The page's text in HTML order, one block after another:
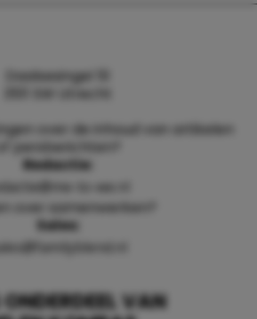
VAN
Daalsesingel 51
3511 SW Utrecht
over de inhoud van artikelen
of persberichten?
Redactie:
to-we.nl
over samenwerken?
Sales: